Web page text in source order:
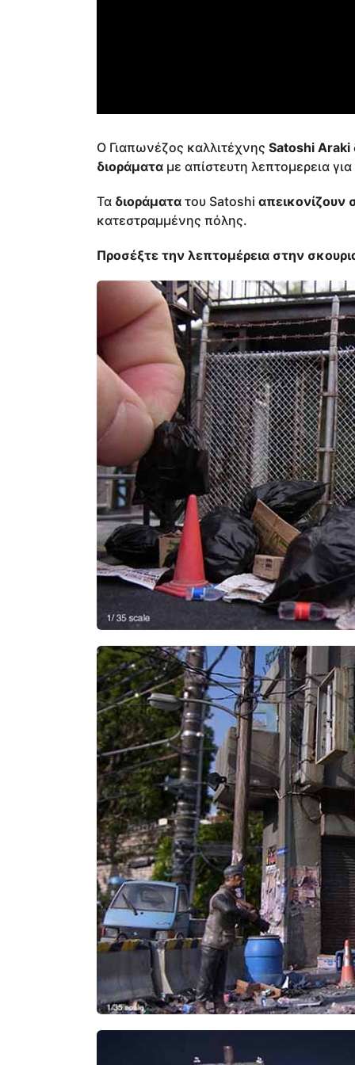
Ο Γιαπωνέζος καλλιτέχνης Satoshi Araki
διοράματα με απίστευτη λεπτομερεια
Τα διοράματα του Satoshi απεικονίζουν
κατεστραμμένης πόλης.
Προσέξτε την λεπτομέρεια στην